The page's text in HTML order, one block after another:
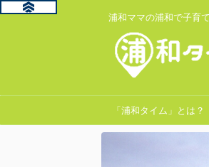
浦和ママの浦和で子育
「浦和タイム」とは？